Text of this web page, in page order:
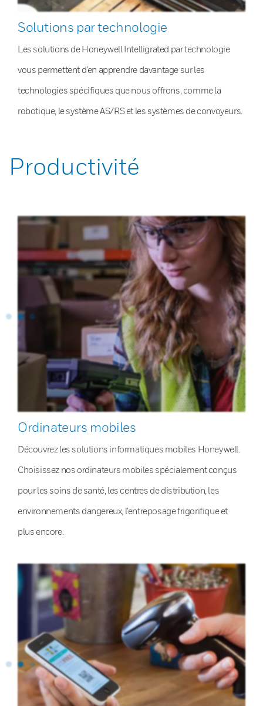
Solutions par technologie
Les solutions de Honeywell Intelligrated par technologie
vous permettent d’en apprendre davantage sur les
technologies spécifiques que nous offrons, comme la
robotique, le système AS/RS et les systèmes de convoyeurs.
Productivité
Ordinateurs mobiles
Découvrez les solutions informatiques mobiles Honeywell.
Choisissez nos ordinateurs mobiles spécialement conçus
pour les soins de santé, les centres de distribution, les
environnements dangereux, l’entreposage frigorifique et
plus encore.